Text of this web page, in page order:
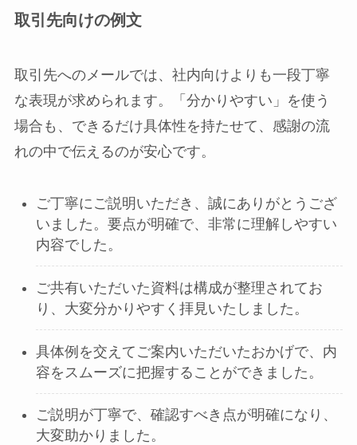
取引先向けの例文
取引先へのメールでは、社内向けよりも一段丁寧
な表現が求められます。「分かりやすい」を使う
場合も、できるだけ具体性を持たせて、感謝の流
れの中で伝えるのが安心です。
ご丁寧にご説明いただき、誠にありがとうござ
いました。要点が明確で、非常に理解しやすい
内容でした。
ご共有いただいた資料は構成が整理されてお
り、大変分かりやすく拝見いたしました。
具体例を交えてご案内いただいたおかげで、内
容をスムーズに把握することができました。
ご説明が丁寧で、確認すべき点が明確になり、
大変助かりました。